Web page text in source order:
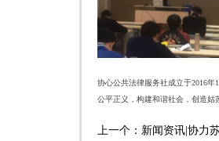
协心公共法律服务社成立于2016
公平正义，构建和谐社会，创造姑
上一个： 新闻资讯|协力